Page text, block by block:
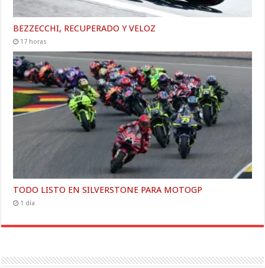
BEZZECCHI, RECUPERADO Y VELOZ
17 horas
TODO LISTO EN SILVERSTONE PARA MOTOGP
1 día